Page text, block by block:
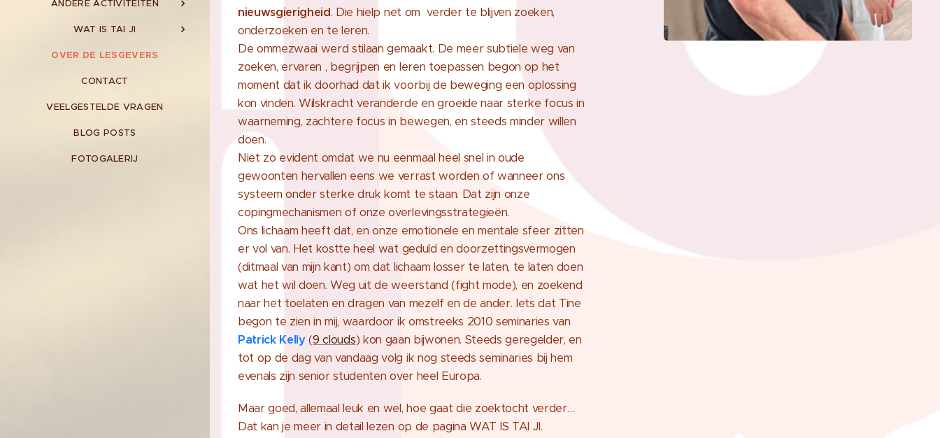
ANDERE ACTIVITEITEN
WAT IS TAI JI
OVER DE LESGEVERS
CONTACT
VEELGESTELDE VRAGEN
BLOG POSTS
FOTOGALERIJ
nieuwsgierigheid. Die hielp net om verder te blijven zoeken,
onderzoeken en te leren.
De ommezwaai werd stilaan gemaakt. De meer subtiele weg van
zoeken, ervaren , begrijpen en leren toepassen begon op het
moment dat ik doorhad dat ik voorbij de beweging een oplossing
kon vinden. Wilskracht veranderde en groeide naar sterke focus in
waarneming, zachtere focus in bewegen, en steeds minder willen
doen.
Niet zo evident omdat we nu eenmaal heel snel in oude
gewoonten hervallen eens we verrast worden of wanneer ons
systeem onder sterke druk komt te staan. Dat zijn onze
copingmechanismen of onze overlevingsstrategieën.
Ons lichaam heeft dat, en onze emotionele en mentale sfeer zitten
er vol van. Het kostte heel wat geduld en doorzettingsvermogen
(ditmaal van mijn kant) om dat lichaam losser te laten, te laten doen
wat het wil doen. Weg uit de weerstand (fight mode), en zoekend
naar het toelaten en dragen van mezelf en de ander. Iets dat Tine
begon te zien in mij, waardoor ik omstreeks 2010 seminaries van
Patrick Kelly(9 clouds) kon gaan bijwonen. Steeds geregelder, en
tot op de dag van vandaag volg ik nog steeds seminaries bij hem
evenals zijn senior studenten over heel Europa.
Maar goed, allemaal leuk en wel, hoe gaat die zoektocht verder…
Dat kan je meer in detail lezen op de pagina WAT IS TAI JI.